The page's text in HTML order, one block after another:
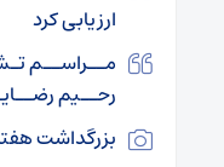
ارزیابی کرد
مــراســم
رحــیم
بزرگداشت